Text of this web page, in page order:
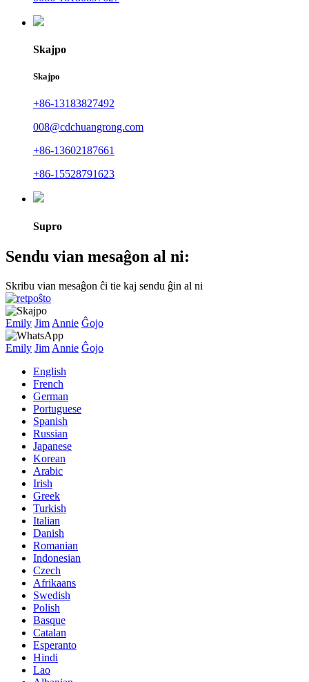
Skajpo
Skajpo
+86-13183827492
008@cdchuangrong.com
+86-13602187661
+86-15528791623
Supro
Sendu vian mesaĝon al ni:
Skribu vian mesaĝon ĉi tie kaj sendu ĝin al ni
Emily Jim Annie Ĝojo
Emily Jim Annie Ĝojo
English
French
German
Portuguese
Spanish
Russian
Japanese
Korean
Arabic
Irish
Greek
Turkish
Italian
Danish
Romanian
Indonesian
Czech
Afrikaans
Swedish
Polish
Basque
Catalan
Esperanto
Hindi
Lao